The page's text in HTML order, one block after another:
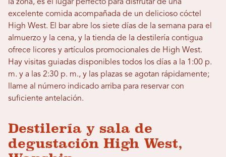
la zona, es el lugar perfecto para disfrutar de una
excelente comida acompañada de un delicioso cóctel
High West. El bar abre los siete días de la semana para el
almuerzo y la cena, y la tienda de la destilería contigua
ofrece licores y artículos promocionales de High West.
Hay visitas guiadas disponibles todos los días a la 1:00 p.
m. y a las 2:30 p. m., y las plazas se agotan rápidamente;
llame al número indicado arriba para reservar con
suficiente antelación.
Destilería y sala de
degustación High West,